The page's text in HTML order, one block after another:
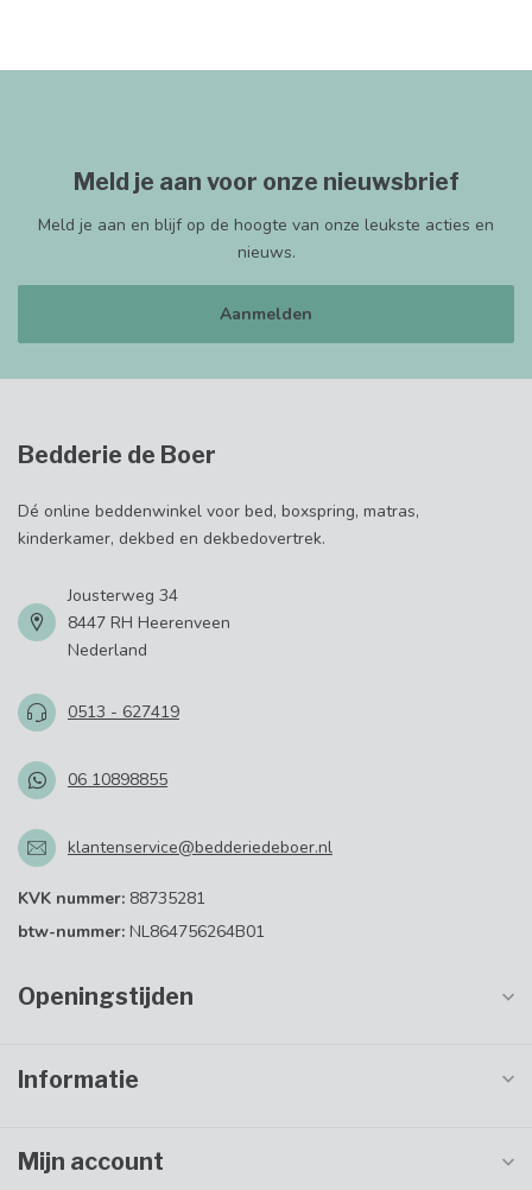
Meld je aan voor onze nieuwsbrief
Meld je aan en blijf op de hoogte van onze leukste acties en
nieuws.
Aanmelden
Bedderie de Boer
Dé online beddenwinkel voor bed, boxspring, matras,
kinderkamer, dekbed en dekbedovertrek.
Jousterweg 34
8447 RH Heerenveen
Nederland
0513 - 627419
06 10898855
klantenservice@bedderiedeboer.nl
KVK nummer: 88735281
btw-nummer: NL864756264B01
Openingstijden
Informatie
Mijn account